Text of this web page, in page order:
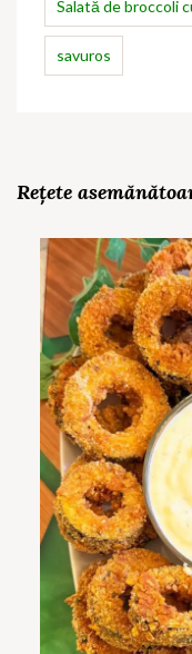
Salată de broccoli
savuros
Rețete